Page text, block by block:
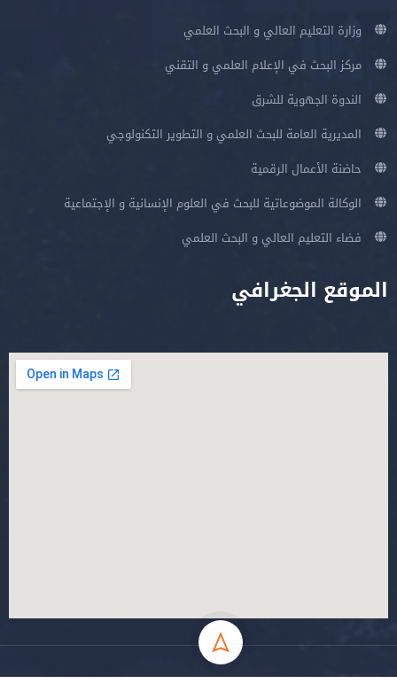
وزارة التعليم العالي و البحث العلمي
مركز البحث في الإعلام العلمي و التقني
الندوة الجهوية للشرق
المديرية العامة للبحث العلمي و التطوير التكنولوجي
حاضنة الأعمال الرقمية
الوكالة الموضوعاتية للبحث في العلوم الإنسانية و الإجتماعية
فضاء التعليم العالي و البحث العلمي
الموقع الجغرافي
جميع الحقوق محفوظة جامعة المسيلة - 2024